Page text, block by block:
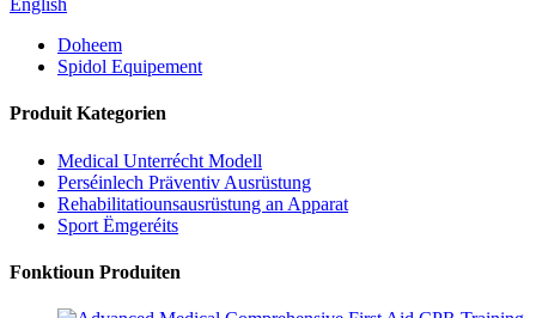
English
Doheem
Spidol Equipement
Produit Kategorien
Medical Unterrécht Modell
Perséinlech Präventiv Ausrüstung
Rehabilitatiounsausrüstung an Apparat
Sport Ëmgeréits
Fonktioun Produiten